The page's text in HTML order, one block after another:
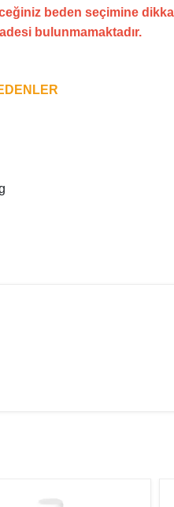
beden seçimine
bulunmamaktadır.